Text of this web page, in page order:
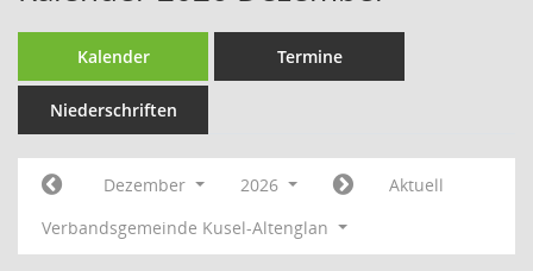
Kalender Termine
Niederschriften
Dezember 2026
Aktuell
Verbandsgemeinde Kusel-Altenglan